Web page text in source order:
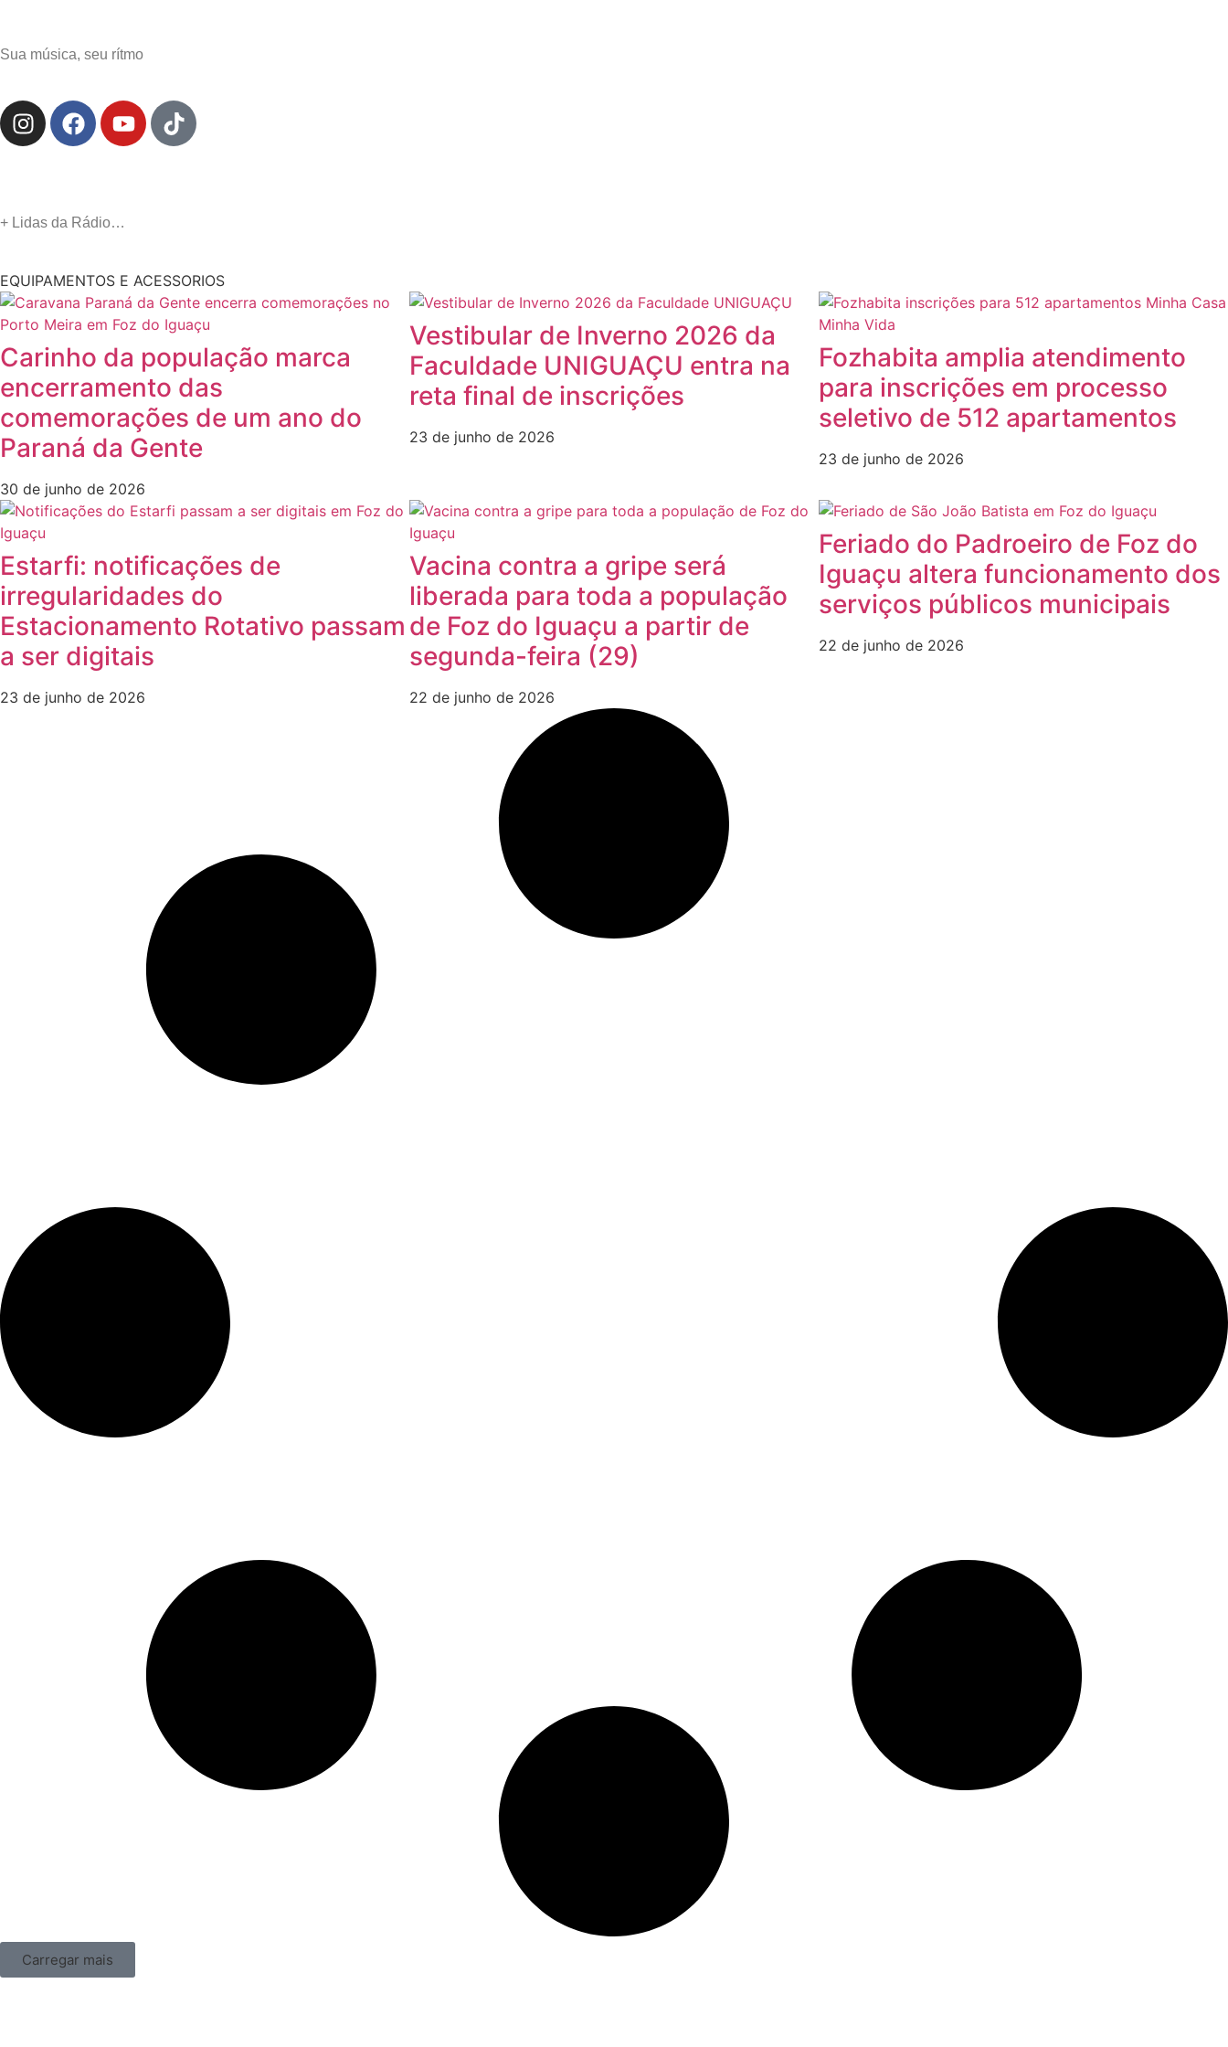
Sua música, seu rítmo
+ Lidas da Rádio…
EQUIPAMENTOS E ACESSORIOS
Carinho da população marca
encerramento das
comemorações de um ano do
Paraná da Gente
30 de junho de 2026
Vestibular de Inverno 2026 da
Faculdade UNIGUAÇU entra na
reta final de inscrições
23 de junho de 2026
Fozhabita amplia atendimento
para inscrições em processo
seletivo de 512 apartamentos
23 de junho de 2026
Estarfi: notificações de
irregularidades do
Estacionamento Rotativo passam
a ser digitais
23 de junho de 2026
Vacina contra a gripe será
liberada para toda a população
de Foz do Iguaçu a partir de
segunda-feira (29)
22 de junho de 2026
Feriado do Padroeiro de Foz do
Iguaçu altera funcionamento dos
serviços públicos municipais
22 de junho de 2026
Carregar mais